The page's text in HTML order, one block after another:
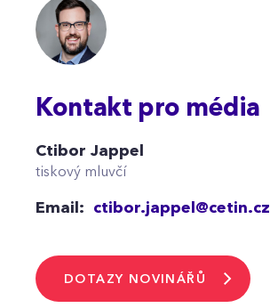
Kontakt pro média
Ctibor Jappel
tiskový mluvčí
Email: ctibor.jappel@cetin.cz
DOTAZY NOVINÁŘŮ